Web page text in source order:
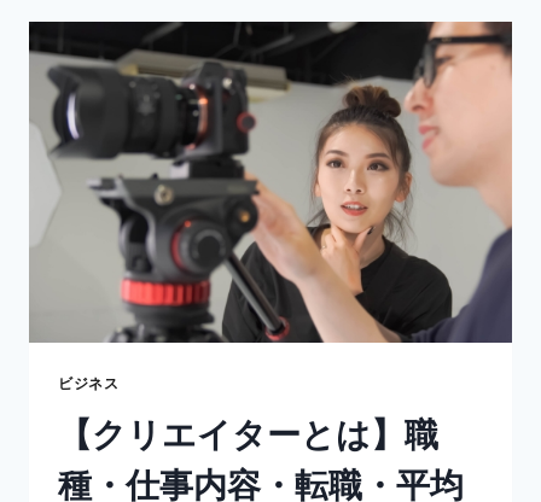
の
上
手
な
き
方】
動
画
制
作
に
必
ン
の
ビジネス
【クリエイターとは】職
種・仕事内容・転職・平均